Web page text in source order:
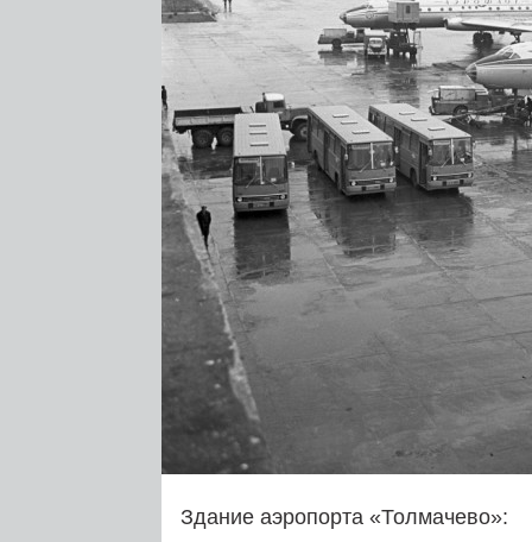
Здание аэропорта «Толмачево»: